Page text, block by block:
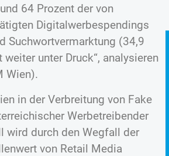
64 Prozent der von
Digitalwerbespendings
Suchwortvermarktung (34,9
unter Druck“, analysieren
Wien).
in der Verbreitung von Fake
Werbetreibender
wird durch den Wegfall der
von Retail Media